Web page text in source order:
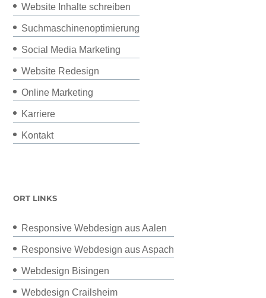
Website Inhalte schreiben
Suchmaschinenoptimierung
Social Media Marketing
Website Redesign
Online Marketing
Karriere
Kontakt
ORT LINKS
Responsive Webdesign aus Aalen
Responsive Webdesign aus Aspach
Webdesign Bisingen
Webdesign Crailsheim